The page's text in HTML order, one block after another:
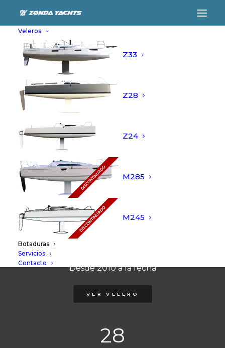
Veleros
Z33
Z28
Z24
M285
M245
Botaduras
Servicios
Contacto
NUESTROS NÚMEROS
Desde 2016 a la fecha
VER VELERO
121
Desde 2010 a la fecha
VER VELERO
28